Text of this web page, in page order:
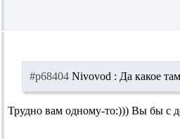
#p68404 Nivovod : Да какое
Трудно вам одному-то:))) Вы бы с